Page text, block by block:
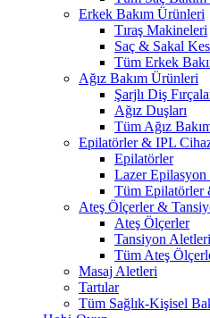
Erkek Bakım Ürünleri
Tıraş Makineleri
Saç & Sakal
Tüm Erkek
Ağız Bakım Ürünleri
Şarjlı Diş
Ağız Duşları
Tüm Ağız
Epilatörler & IPL
Epilatörler
Lazer
Tüm Epilatörler
Ateş Ölçerler &
Ateş Ölçerler
Tansiyon Aletleri
Tüm Ateş
Masaj Aletleri
Tartılar
Tüm Sağlık-Kişisel